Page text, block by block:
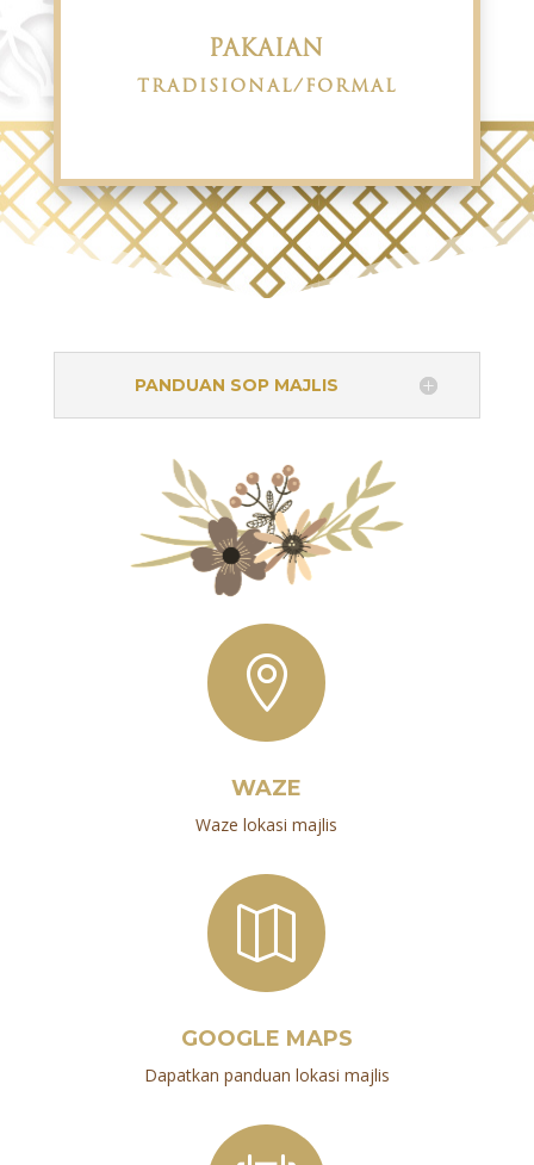
PAKAIAN
TRADISIONAL/FORMAL
PANDUAN SOP MAJLIS

WAZE
Waze lokasi majlis

GOOGLE MAPS
Dapatkan panduan lokasi majlis